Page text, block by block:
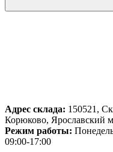
Адрес склада: 150521,
Корюково, Ярославский
Режим работы:
09:00-17:00